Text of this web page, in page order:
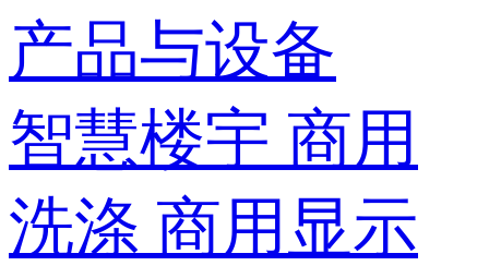
产品与设备
智慧楼宇 商用
洗涤 商用显示